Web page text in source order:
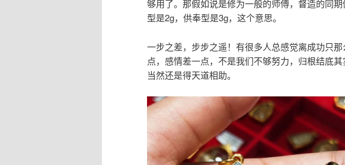
够用了。那假如说是修为一般的师傅，督造的同
型是2g，供奉型是3g，这个意思。
一步之差，步步之遥！有很多人总感觉离成功只
点，感情差一点，不是我们不够努力，归根结底
当然还是得天道相助。